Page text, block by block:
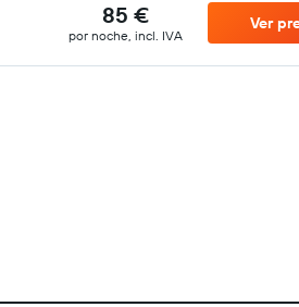
85 €
por noche, incl. IVA
Ver